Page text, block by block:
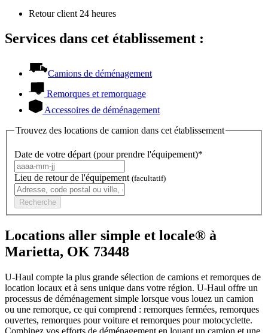
Retour client 24 heures
Services dans cet établissement :
Camions de déménagement
Remorques et remorquage
Accessoires de déménagement
Trouvez des locations de camion dans cet établissement
Date de votre départ (pour prendre l'équipement)*
Lieu de retour de l'équipement (facultatif)
Recherche
Locations aller simple et locale® à
Marietta, OK 73448
U-Haul compte la plus grande sélection de camions et remorques de
location locaux et à sens unique dans votre région. U-Haul offre un
processus de déménagement simple lorsque vous louez un camion
ou une remorque, ce qui comprend : remorques fermées, remorques
ouvertes, remorques pour voiture et remorques pour motocyclette.
Combinez vos efforts de déménagement en louant un camion et une